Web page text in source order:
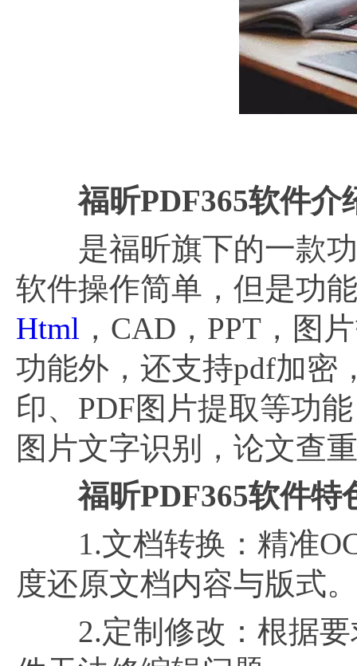
福昕PDF365软件介
是福昕旗下的一款功
软件操作简单，但是功
Html ，CAD，PPT，图
功能外，还支持pdf加密
印、PDF图片提取等功
图片文字识别，论文查
福昕PDF365软件特
1.文档转换：精准
度还原文档内容与版式。
2.定制修改：根据要